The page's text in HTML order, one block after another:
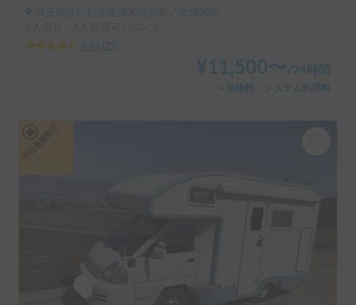
埼玉県さいたま市浦和区元町, ' 北浦和駅
4.86
29
¥ 11,500〜/24時間
＋保険料・システム利用料